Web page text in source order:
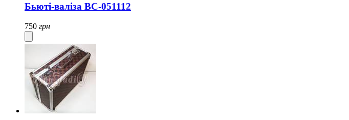
Бьюті-валіза BC-051112
750 грн